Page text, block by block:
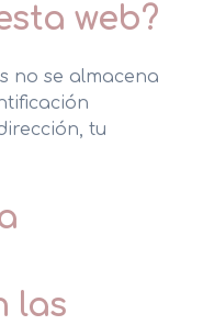
web?
no se almacena
tu
las